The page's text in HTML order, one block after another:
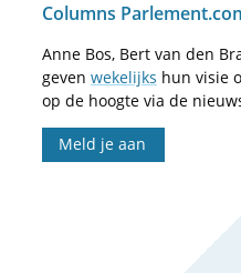
Columns
Anne Bos, Bert van den
geven wekelijks hun visie
op de hoogte via de
Meld je aan